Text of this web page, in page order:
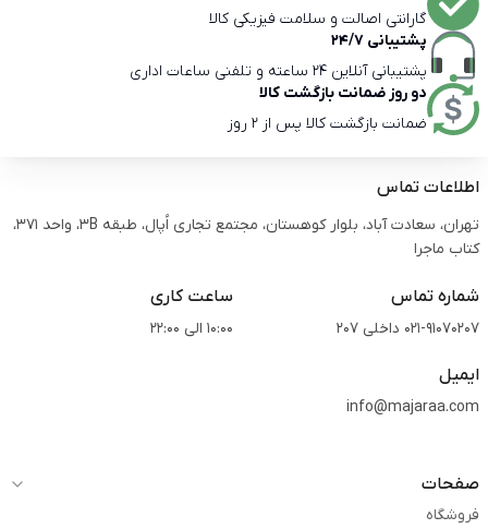
گارانتی اصالت و سلامت فیزیکی کالا
پشتیبانی 24/7
پشتیبانی آنلاین 24 ساعته و تلفنی ساعات اداری
دو روز ضمانت بازگشت کالا
ضمانت بازگشت کالا پس از 2 روز
اطلاعات تماس
تهران، سعادت آباد، بلوار کوهستان، مجتمع تجاری اُپال، طبقه 3B، واحد 371،
کتاب ماجرا
شماره تماس
021-91070207 داخلی 207
ساعت کاری
10:00 الی 22:00
ایمیل
info@majaraa.com
صفحات
فروشگاه